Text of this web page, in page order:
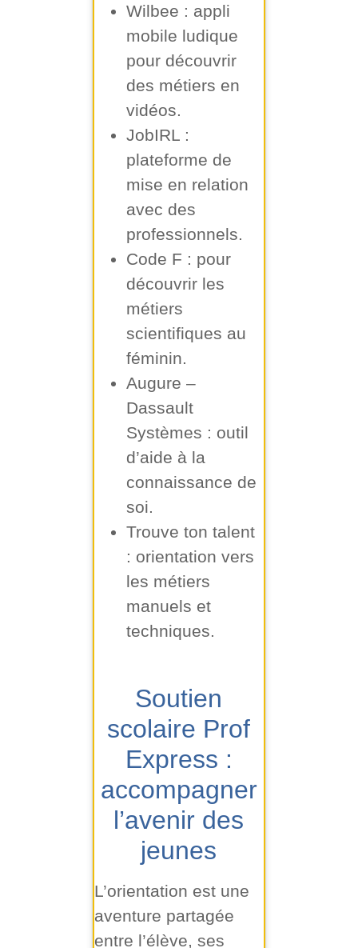
Wilbee : appli
mobile ludique
pour découvrir
des métiers en
vidéos.
JobIRL :
plateforme de
mise en relation
avec des
professionnels.
Code F : pour
découvrir les
métiers
scientifiques au
féminin.
Augure –
Dassault
Systèmes : outil
d’aide à la
connaissance de
soi.
Trouve ton talent
: orientation vers
les métiers
manuels et
techniques.
Soutien
scolaire Prof
Express :
accompagner
l’avenir des
jeunes
L’orientation est une
aventure partagée
entre l’élève, ses